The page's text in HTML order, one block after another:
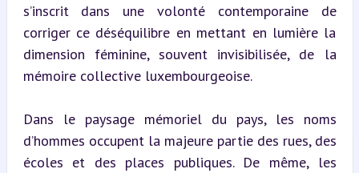
s’inscrit dans une volonté contemporaine de
corriger ce déséquilibre en mettant en lumière la
dimension féminine, souvent invisibilisée, de la
mémoire collective luxembourgeoise.
Dans le paysage mémoriel du pays, les noms
d’hommes occupent la majeure partie des rues, des
écoles et des places publiques. De même, les